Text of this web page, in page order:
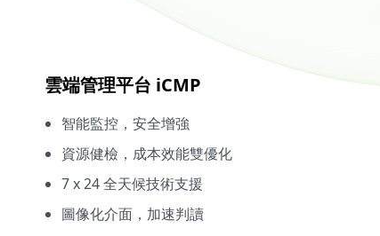
雲端管理平台 iCMP
智能監控，安全增強
資源健檢，成本效能雙優化
7 x 24 全天候技術支援
圖像化介面，加速判讀